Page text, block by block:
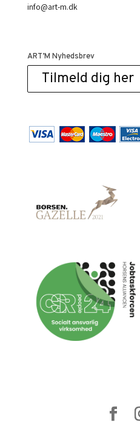
info@art-m.dk
ART’M Nyhedsbrev
Tilmeld dig her